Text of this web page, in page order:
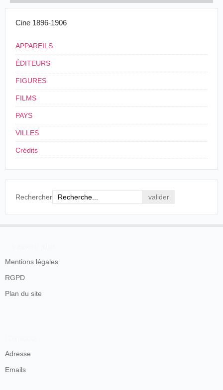
Cine 1896-1906
APPAREILS
ÉDITEURS
FIGURES
FILMS
PAYS
VILLES
Crédits
Rechercher
Mentions légales
RGPD
Plan du site
Adresse
Emails